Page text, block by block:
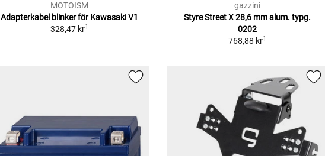
MOTOISM
Adapterkabel blinker för Kawasaki V1
328,47 kr1
gazzini
Styre Street X 28,6 mm alum. typg.
0202
768,88 kr1